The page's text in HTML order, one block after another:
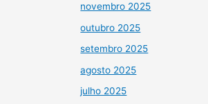
novembro 2025
outubro 2025
setembro 2025
agosto 2025
julho 2025